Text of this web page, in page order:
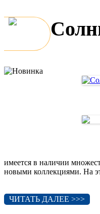
имеется в наличии
новыми коллекциями. На
ЧИТАТЬ ДАЛЕЕ >>>